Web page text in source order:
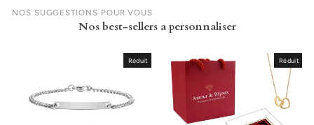
NOS SUGGESTIONS POUR VOUS
Nos best-sellers a personnaliser
Réduit Réduit